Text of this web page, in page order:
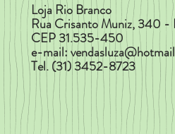
Loja Rio Branco
Rua Crisanto Muniz, 340 -
CEP 31.535-450
e-mail:
Tel. (31) 3452-8723